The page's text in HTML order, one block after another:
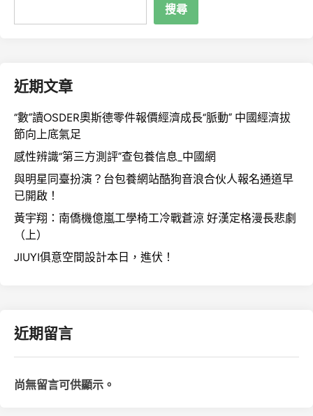
搜尋
近期文章
“數”讀OSDER奧斯德零件報價經濟成長“脈動” 中國經濟拔
節向上底氣足
感性辨識“第三方測評”查包養信息_中國網
與明星同臺扮演？台包養網站酷狗音浪合伙人報名通道早
已開啟！
黃宇翔：南僑機億嵐工學椅工冷戰蒼涼 好漢定格漫長悲劇
（上）
JIUYI俱意空間設計本日，進伏！
近期留言
尚無留言可供顯示。